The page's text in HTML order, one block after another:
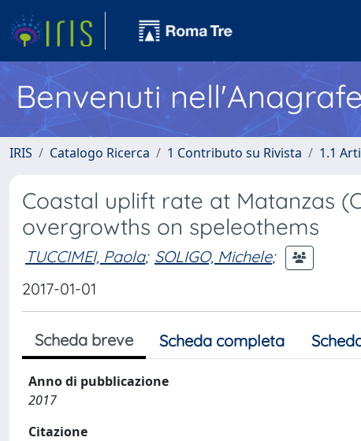
Benvenuti
IRIS Catalogo Ricerca 1 Contributo su Rivista 1.1
Coastal uplift rate at Matanzas
overgrowths on speleothems
TUCCIMEI, Paola; SOLIGO, Michele;
2017-01-01
Scheda breve Scheda completa
Anno di pubblicazione
2017
Citazione